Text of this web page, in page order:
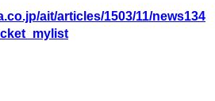
ait/articles/1503/11/news134